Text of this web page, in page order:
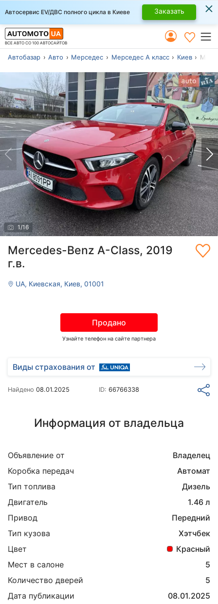
Автосервис EV/ДВС полного цикла в Киеве Заказать ×
ВСЕ АВТО СО 100 АВТОСАЙТОВ
Автобазар Авто Мерседес Мерседес А класс Киев
1/16
Mercedes-Benz A-Class, 2019
г.в.
UA, Киевская, Киев, 01001
Продано
Узнайте телефон на сайте партнера
Виды страхования от
Найдено 08.01.2025 ID: 66766338
Информация от владельца
Объявление от
Владелец
Коробка передач
Автомат
Тип топлива
Дизель
Двигатель
1.46 л
Привод
Передний
Тип кузова
Хэтчбек
Цвет
Красный
Мест в салоне
5
Количество дверей
5
Дата публикации
08.01.2025